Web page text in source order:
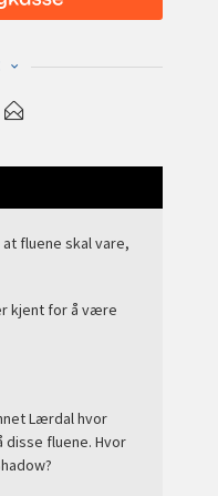
fluene skal vare,
kjent for å være
Lærdal hvor
fluene. Hvor